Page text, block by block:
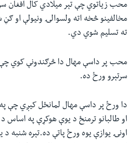
محب زیاتوي چې تېر میلادي کال افغان
مخالفینو څخه اته ولسوالۍ ونیولې او
ته تسلیم شوي دي.
سرتېرو ورځ ده.
دا ورځ پر داسې مهال لمانځل کیږي چې په
او طالبانو ترمنځ د یوې هوکړې په اساس د
اونۍ یوازې یوه ورځ پاتې ده.تېره شنبه د